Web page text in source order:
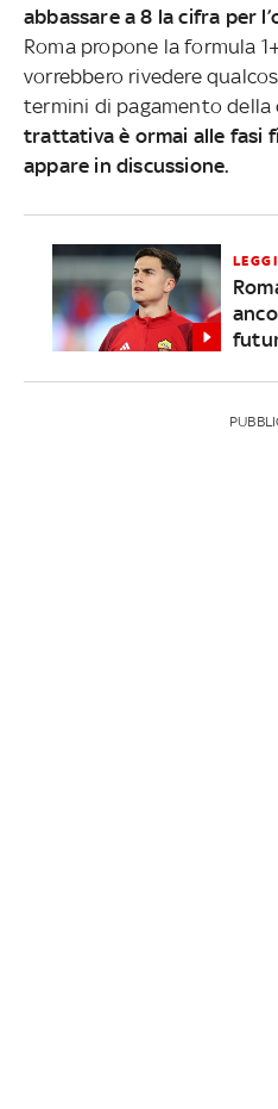
abbassare a 8 la cifra per
Roma propone la formula
vorrebbero rivedere
termini di pagamento della
trattativa è ormai alle fasi
appare in discussione.